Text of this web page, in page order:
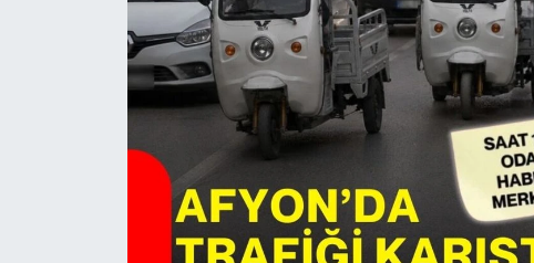
11:11 MANŞET